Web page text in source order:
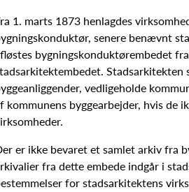
1. marts 1873 henlagdes
senere benævnt
bygningskonduktørembedet
Stadsarkitekten
vedligeholde
kommunens byggearbejder, hvis de
er ikke bevaret et samlet arkiv fra
fra dette embede indgår i
for stadsarkitektens